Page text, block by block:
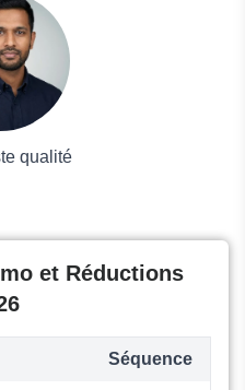
qualité
et Réductions
Séquence